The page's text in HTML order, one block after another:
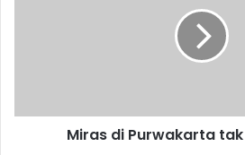
Miras di Purwakarta